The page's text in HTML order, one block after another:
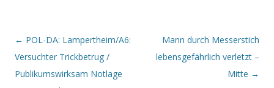
Beitrags-Navigation
← POL-DA: Lampertheim/A6:
Versuchter Trickbetrug /
Publikumswirksam Notlage
Mann durch Messerstich
lebensgefährlich verletzt –
Mitte →